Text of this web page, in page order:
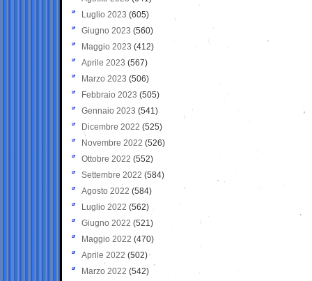
Luglio 2023 (605)
Giugno 2023 (560)
Maggio 2023 (412)
Aprile 2023 (567)
Marzo 2023 (506)
Febbraio 2023 (505)
Gennaio 2023 (541)
Dicembre 2022 (525)
Novembre 2022 (526)
Ottobre 2022 (552)
Settembre 2022 (584)
Agosto 2022 (584)
Luglio 2022 (562)
Giugno 2022 (521)
Maggio 2022 (470)
Aprile 2022 (502)
Marzo 2022 (542)